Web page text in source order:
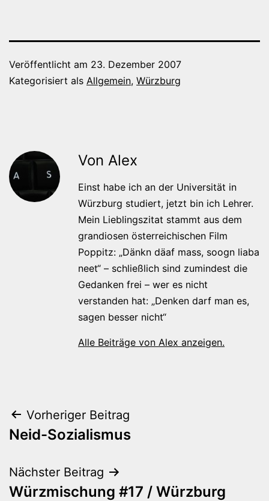
Veröffentlicht am 23. Dezember 2007
Kategorisiert als Allgemein, Würzburg
Von Alex
Einst habe ich an der Universität in
Würzburg studiert, jetzt bin ich Lehrer.
Mein Lieblingszitat stammt aus dem
grandiosen österreichischen Film
Poppitz: „Dänkn däaf mass, soogn liaba
neet“ – schließlich sind zumindest die
Gedanken frei – wer es nicht
verstanden hat: „Denken darf man es,
sagen besser nicht“
Alle Beiträge von Alex anzeigen.
Beitragsnavigation
Vorheriger Beitrag
Neid-Sozialismus
Nächster Beitrag
Würzmischung #17 / Würzburg